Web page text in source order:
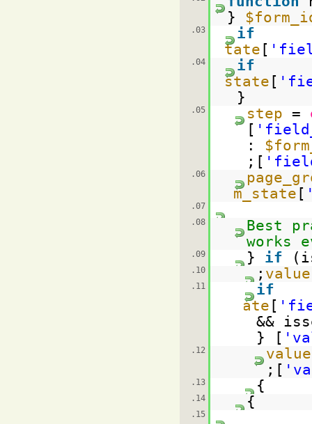
03.
if
$form_state [
04.
if
$form_state [
{
05. =
[
:
[
06.
$form_state [
07.
08.
//Best
works
09. if
10.
11.
if
$form_state [
&&
[
12.
[
13. }
14. }
15.